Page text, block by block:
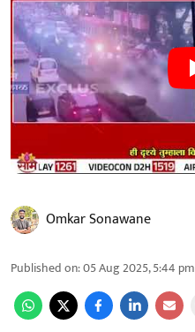
Omkar Sonawane
Published on:05 Aug 2025, 5:44 pm